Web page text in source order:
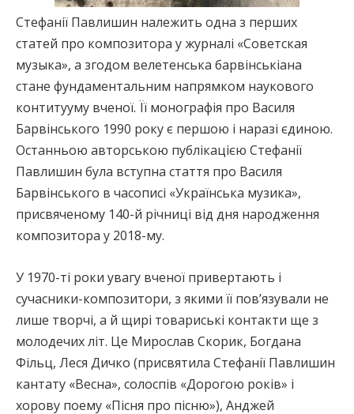
Стефанії Павлишин належить одна з перших
статей про композитора у журналі «Советская
музыка», а згодом велетенська барвінськіана
стане фундаментальним напрямком наукового
контитууму вченої. Її монографія про Василя
Барвінського 1990 року є першою і наразі єдиною.
Останньою авторською публікацією Стефанії
Павлишин була вступна стаття про Василя
Барвінського в часописі «Українська музика»,
присвяченому 140-й річниці від дня народження
композитора у 2018-му.
У 1970-ті роки увагу вченої привертають і
сучасники-композитори, з якими її пов’язували не
лише творчі, а й щирі товариські контакти ще з
молодечих літ. Це Мирослав Скорик, Богдана
Фільц, Леся Дичко (присвятила Стефанії Павлишин
кантату «Весна», солоспів «Дорогою років» і
хорову поему «Пісня про пісню»), Анджей